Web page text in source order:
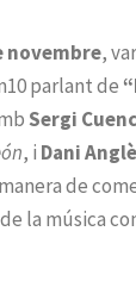
novembre,
parlant de
Sergi
, i Dani
de
la música